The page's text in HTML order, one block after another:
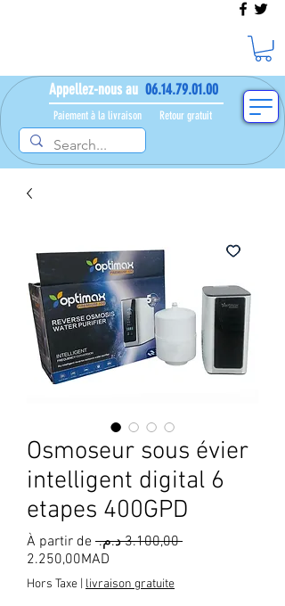
Appellez-nous au 06.14.79.01.00
Paiement à la livraison​ ​ Retour gratuit
Osmoseur sous évier
intelligent digital 6
etapes 400GPD
À partir de ‏3.100,00 د.م.‏ Prix
2.250,00MAD
promotionnel
Hors Taxe livraison gratuite